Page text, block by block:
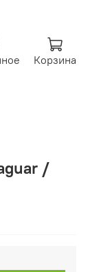
Корзина
/